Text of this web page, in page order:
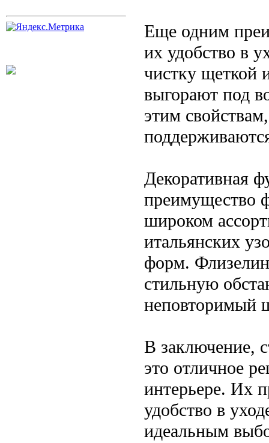
Еще одним
их удобство в
чистку щеткой
выгорают под
этим
Декоративная
преимущество
широком
итальянских
форм.
стильную
неповторимый
В заключение,
это отличное
интерьере. Их
удобство в
идеальным